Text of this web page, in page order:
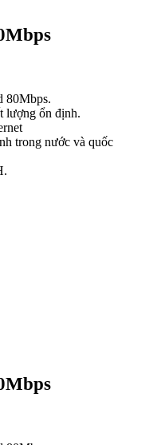
80Mbps.
lượng ổn định.
trong nước và quốc